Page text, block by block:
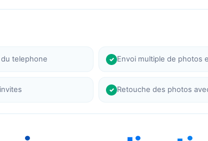
telephone ✓ Envoi multiple de photos
✓ Retouche des photos